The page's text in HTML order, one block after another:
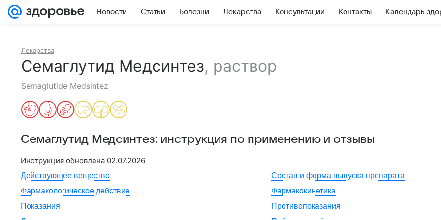
Новости Статьи Болезни Лекарства Консультации Контакты Календарь
Лекарства
Семаглутид Медсинтез, раствор
Semaglutide Medsintez
Семаглутид Медсинтез: инструкция по применению и отзывы
Инструкция обновлена 02.07.2026
Действующее вещество
Состав и форма выпуска препарата
Фармакологическое действие
Фармакокинетика
Показания
Противопоказания